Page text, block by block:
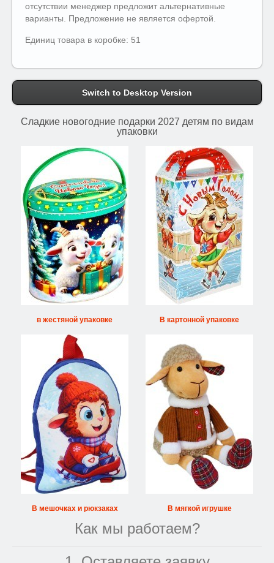
отсутствии менеджер предложит альтернативные
варианты. Предложение не является офертой.
Единиц товара в коробке: 51
Switch to Desktop Version
Сладкие новогодние подарки 2027 детям по видам
упаковки
в жестяной упаковке В картонной упаковке
В мешочках и рюкзаках В мягкой игрушке
Как мы работаем?